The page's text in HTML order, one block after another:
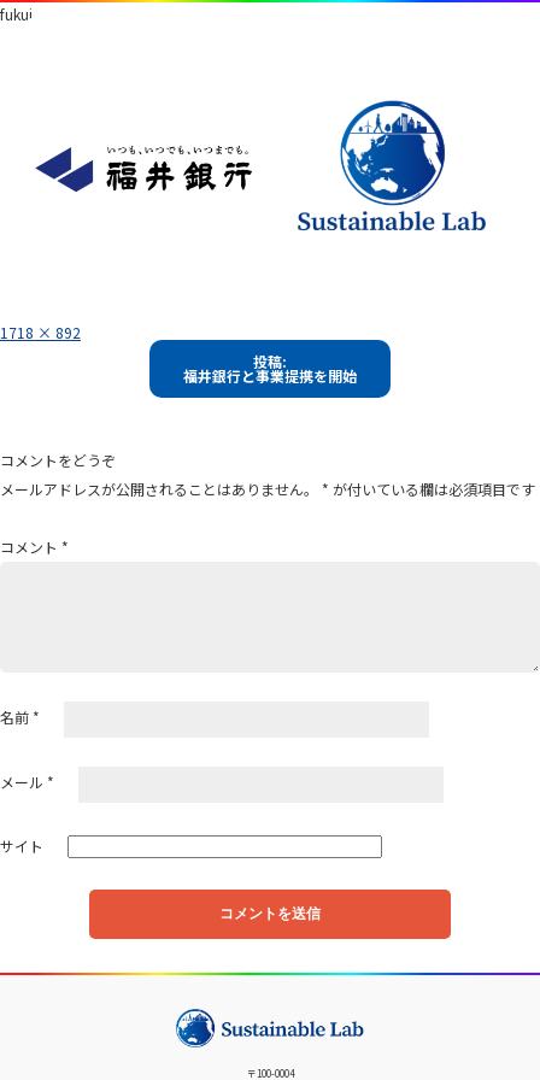
fukui
フ
ル
1718 × 892
ゲ
ー
ョ
投稿:
福井銀行と事業提携を開始
コメントをどうぞ
メールアドレスが公開されることはありません。
* が付いている欄は必須項目です
コメント *
名前 *
メール *
サイト
〒100-0004